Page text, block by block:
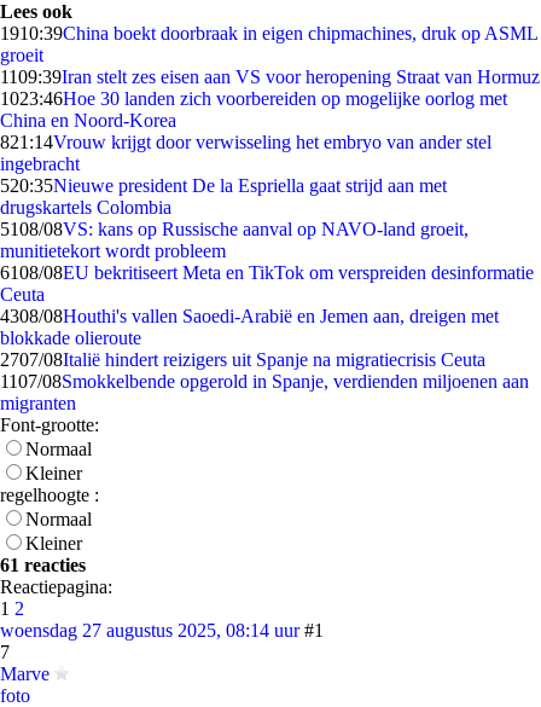
Lees ook
1910:39China boekt doorbraak in eigen chipmachines, druk op ASML
groeit
1109:39Iran stelt zes eisen aan VS voor heropening Straat van Hormuz
1023:46Hoe 30 landen zich voorbereiden op mogelijke oorlog met
China en Noord-Korea
821:14Vrouw krijgt door verwisseling het embryo van ander stel
ingebracht
520:35Nieuwe president De la Espriella gaat strijd aan met
drugskartels Colombia
5108/08VS: kans op Russische aanval op NAVO-land groeit,
munitietekort wordt probleem
6108/08EU bekritiseert Meta en TikTok om verspreiden desinformatie
Ceuta
4308/08Houthi's vallen Saoedi-Arabië en Jemen aan, dreigen met
blokkade olieroute
2707/08Italië hindert reizigers uit Spanje na migratiecrisis Ceuta
1107/08Smokkelbende opgerold in Spanje, verdienden miljoenen aan
migranten
Font-grootte:
Normaal
Kleiner
regelhoogte :
Normaal
Kleiner
61 reacties
Reactiepagina:
1 2
woensdag 27 augustus 2025, 08:14 uur #1
7
Marve
foto